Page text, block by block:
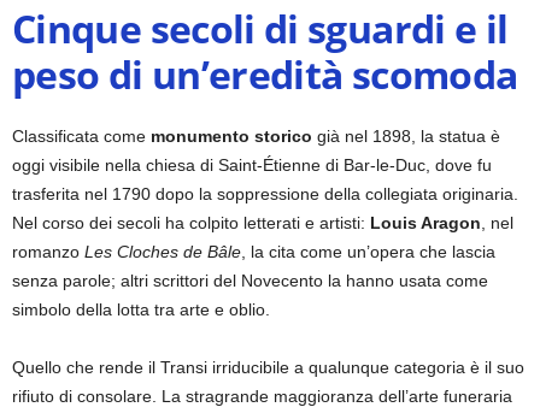
Cinque secoli di sguardi e il
peso di un’eredità scomoda
Classificata come monumento storico già nel 1898, la statua è
oggi visibile nella chiesa di Saint-Étienne di Bar-le-Duc, dove fu
trasferita nel 1790 dopo la soppressione della collegiata originaria.
Nel corso dei secoli ha colpito letterati e artisti: Louis Aragon , nel
romanzo Les Cloches de Bâle , la cita come un’opera che lascia
senza parole; altri scrittori del Novecento la hanno usata come
simbolo della lotta tra arte e oblio.
Quello che rende il Transi irriducibile a qualunque categoria è il suo
rifiuto di consolare. La stragrande maggioranza dell’arte funeraria